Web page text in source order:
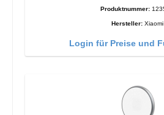
Produktnummer:
Hersteller: Xiaomi
Login für Preise und